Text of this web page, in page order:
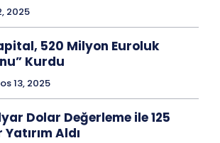
2025
520 Milyon Euroluk
Kurdu
13, 2025
Dolar Değerleme ile 125
Aldı